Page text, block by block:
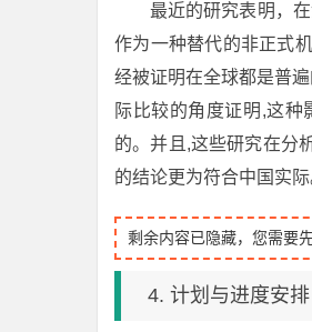
最近的研究表明，
作为一种替代的非正式
经被证明在全球都是普
际比较的角度证明,这
的。并且,这些研究在分
的结论更为符合中国实际
剩余内容已隐藏，您需要
4. 计划与进度安排